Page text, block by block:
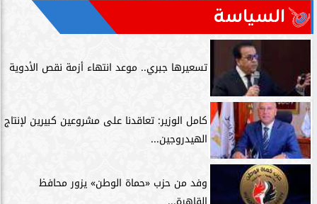
السياسة
تسعيرها جبري.. موعد انتهاء أزمة نقص الأدوية
كامل الوزير: تعاقدنا على مشروعين كبيرين لإنتاج
الهيدروجين...
وفد من حزب «حماة الوطن» يزور محافظ